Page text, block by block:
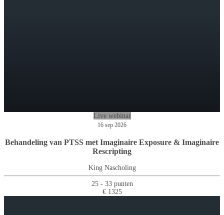
Live webinar
16 sep 2026
Behandeling van PTSS met Imaginaire Exposure & Imaginaire
Rescripting
King Nascholing
25 - 33 punten
€ 1325